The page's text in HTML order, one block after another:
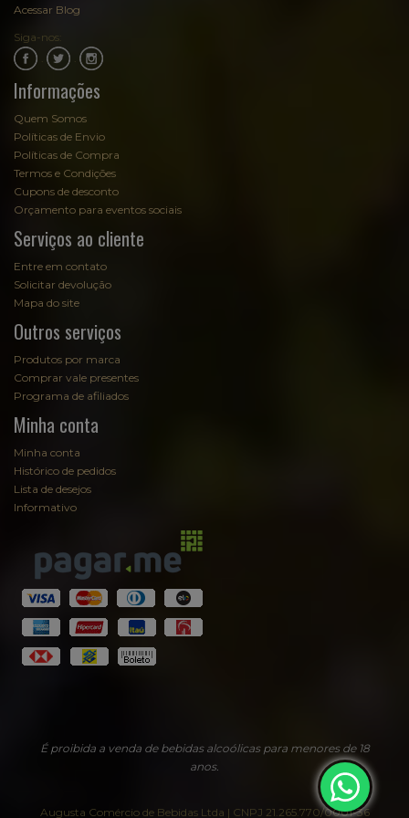
Acessar Blog
Siga-nos:
Informações
Quem Somos
Políticas de Envio
Políticas de Compra
Termos e Condições
Cupons de desconto
Orçamento para eventos sociais
Serviços ao cliente
Entre em contato
Solicitar devolução
Mapa do site
Outros serviços
Produtos por marca
Comprar vale presentes
Programa de afiliados
Minha conta
Minha conta
Histórico de pedidos
Lista de desejos
Informativo
É proibida a venda de bebidas alcoólicas para menores de 18
anos.
Augusta Comércio de Bebidas Ltda | CNPJ 21.265.770/0001-36